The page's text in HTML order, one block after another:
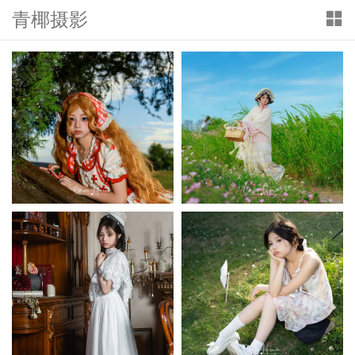
T
o
g
l
e
n
a
v
i
g
a
t
i
青椰摄影